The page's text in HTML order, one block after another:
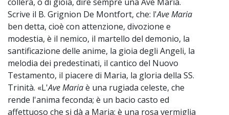
Scrive il B. Grignion De Montfort, che: l'Ave Maria
ben detta, cioè con attenzione, divozione e
modestia, è il nemico, il martello del demonio, la
santificazione delle anime, la gioia degli Angeli, la
melodia dei predestinati, il cantico del Nuovo
Testamento, il piacere di Maria, la gloria della SS.
Trinità. «L'Ave Mariaè una rugiada celeste, che
rende l'anima feconda; è un bacio casto ed
affettuoso che si dà a Maria; è una rosa vermiglia